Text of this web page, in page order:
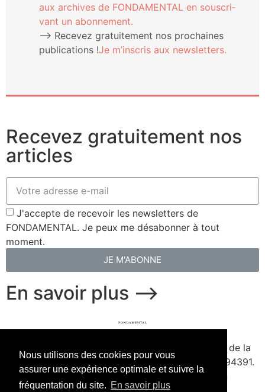
Nous utilisons des cookies pour vous
assurer une expérience optimale et suivre la
fréquentation du site. En savoir plus
aux archives de FONDAMENTAL en sous­cri­
vant un abonnement.
⟶ Rece­vez gra­tui­te­ment nos pro­chaines
publi­ca­tions !Je m’ins­cris aux newsletters.
Recevez gratuitement nos
articles
J'accepte de recevoir les newsletters de
FONDAMENTAL. Je peux me désabonner à tout
moment.
JE M'ABONNE
En savoir plus ⟶
Fondé en 2020. Édité par Presse de la
Forge & Delescluze SAS.Agrément CPPAP
1127Y94391.
Membre du SPIIL. Signataire de la Charte pour un